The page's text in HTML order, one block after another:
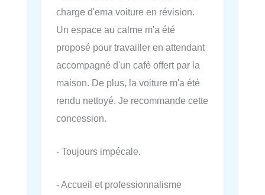
charge d'ema voiture en révision.
Un espace au calme m'a été
proposé pour travailler en attendant
accompagné d'un café offert par la
maison. De plus, la voiture m'a été
rendu nettoyé. Je recommande cette
concession.
- Toujours impécale.
- Accueil et professionnalisme